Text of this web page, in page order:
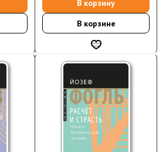
В корзину
В корзине